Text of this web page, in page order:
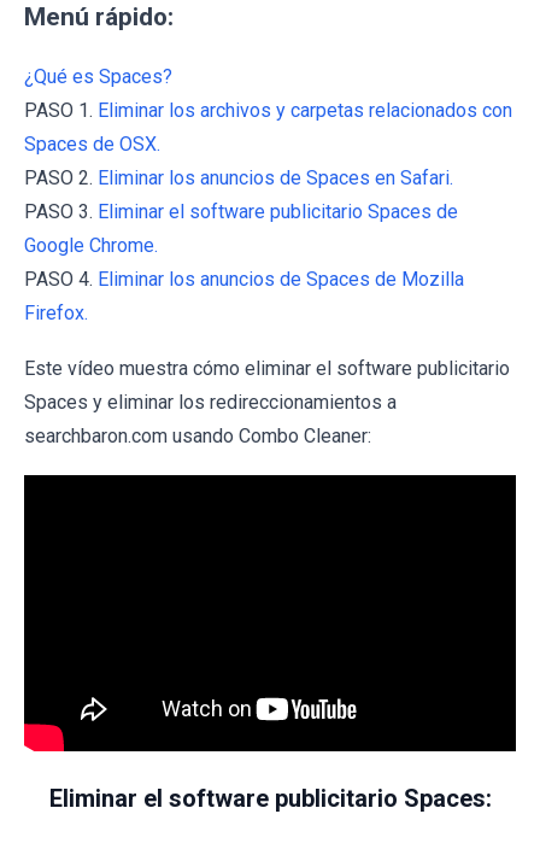
Menú rápido:
¿Qué es Spaces?
PASO 1. Eliminar los archivos y carpetas relacionados con
Spaces de OSX.
PASO 2. Eliminar los anuncios de Spaces en Safari.
PASO 3. Eliminar el software publicitario Spaces de
Google Chrome.
PASO 4. Eliminar los anuncios de Spaces de Mozilla
Firefox.
Este vídeo muestra cómo eliminar el software publicitario
Spaces y eliminar los redireccionamientos a
searchbaron.com usando Combo Cleaner:
Eliminar el software publicitario Spaces: